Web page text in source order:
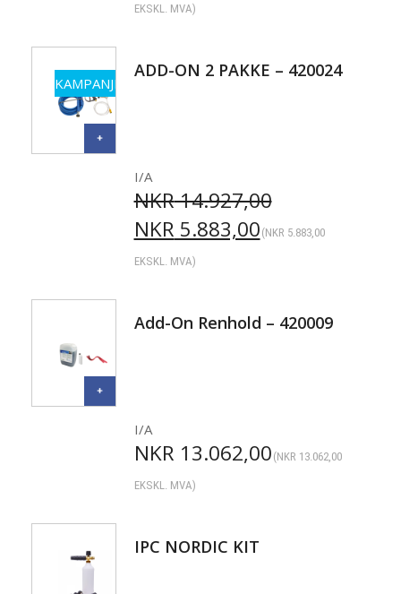
EKSKL. MVA)
KAMPANJE
ADD-ON 2 PAKKE – 420024
I/A
NKR14.927,00
NKR 5.883,00 (NKR 5.883,00
EKSKL. MVA)
Add-On Renhold – 420009
I/A
NKR 13.062,00 (NKR 13.062,00
EKSKL. MVA)
IPC NORDIC KIT